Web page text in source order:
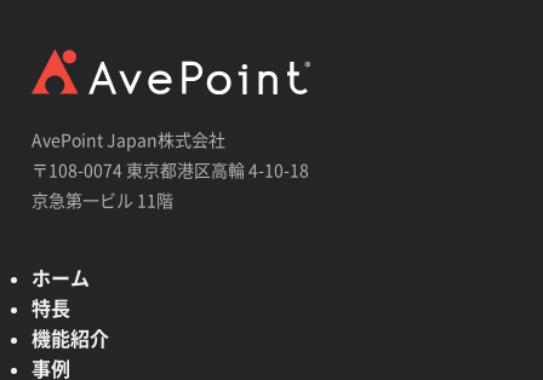
AvePoint Japan株式会社
〒108-0074 東京都港区高輪 4-10-18
京急第一ビル 11階
ホーム
特長
機能紹介
事例